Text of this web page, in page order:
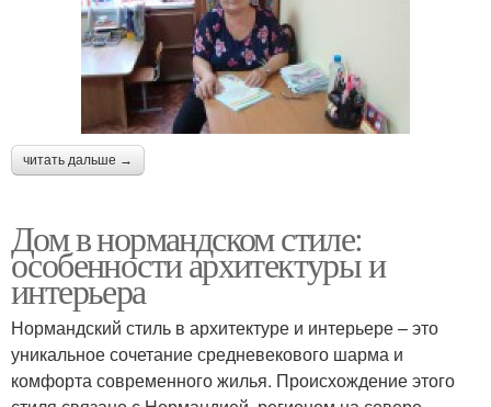
читать дальше →
Дом в нормандском стиле:
особенности архитектуры и
интерьера
Нормандский стиль в архитектуре и интерьере – это
уникальное сочетание средневекового шарма и
комфорта современного жилья. Происхождение этого